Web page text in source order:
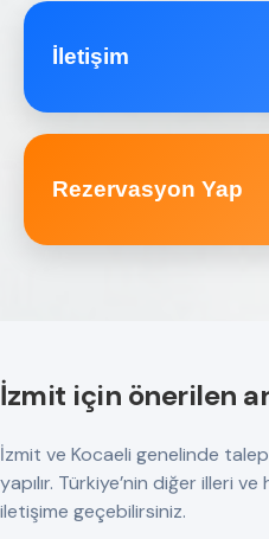
İletişim
Rezervasyon Yap
İzmit için önerilen
İzmit ve Kocaeli genelinde
yapılır. Türkiye’nin diğer illeri
iletişime geçebilirsiniz.